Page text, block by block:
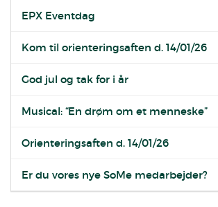
EPX Eventdag
Kom til orienteringsaften d. 14/01/26
God jul og tak for i år
Musical: “En drøm om et menneske”
Orienteringsaften d. 14/01/26
Er du vores nye SoMe medarbejder?